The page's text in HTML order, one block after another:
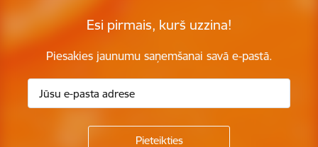
Esi pirmais, kurš uzzina!
Piesakies jaunumu saņemšanai savā e-pastā.